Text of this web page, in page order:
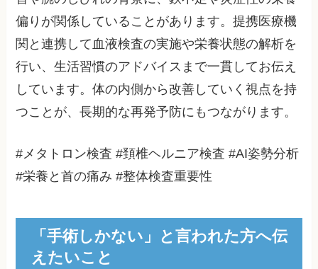
偏りが関係していることがあります。提携医療機
関と連携して血液検査の実施や栄養状態の解析を
行い、生活習慣のアドバイスまで一貫してお伝え
しています。体の内側から改善していく視点を持
つことが、長期的な再発予防にもつながります。
#メタトロン検査 #頚椎ヘルニア検査 #AI姿勢分析
#栄養と首の痛み #整体検査重要性
「手術しかない」と言われた方へ伝
えたいこと